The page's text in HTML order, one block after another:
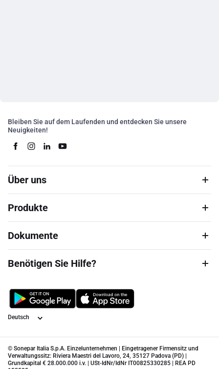
Bleiben Sie auf dem Laufenden und entdecken Sie unsere
Neuigkeiten!
Über uns
Produkte
Dokumente
Benötigen Sie Hilfe?
Sprache
© Sonepar Italia S.p.A. Einzelunternehmen | Eingetragener Firmensitz und
Verwaltungssitz: Riviera Maestri del Lavoro, 24, 35127 Padova (PD) |
Grundkapital € 28.000.000 i.v. | USt-IdNr/IdNr IT00825330285 | REA PD